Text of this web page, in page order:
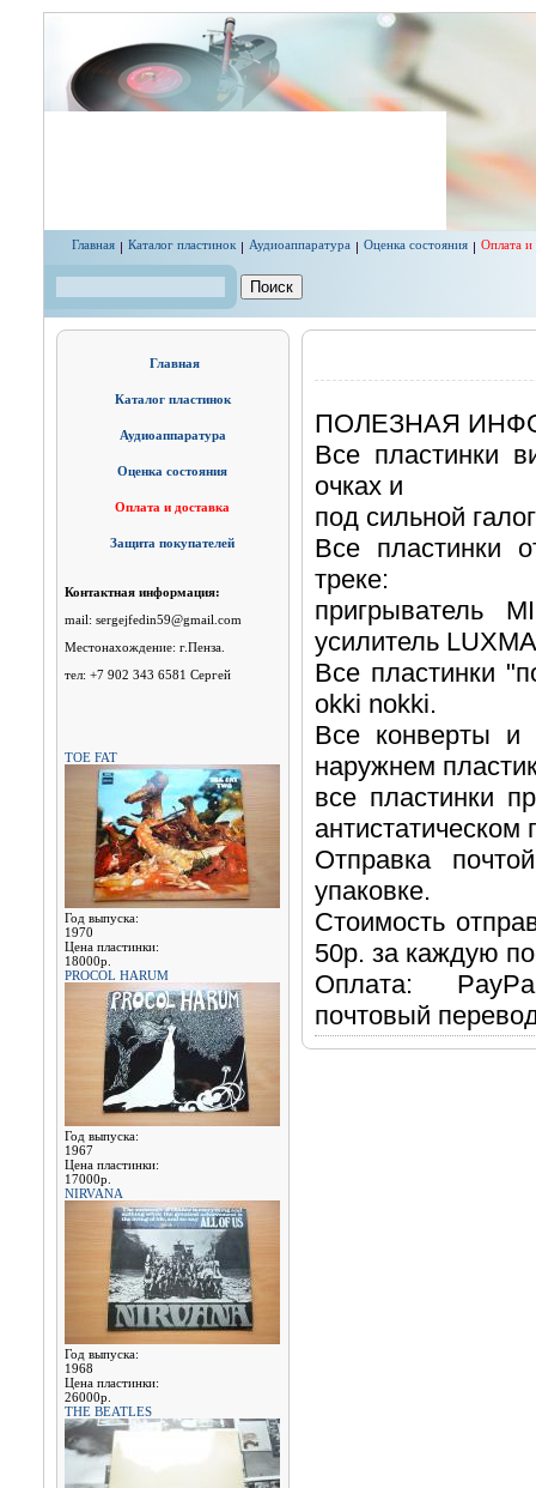
Главная Каталог пластинок Аудиоаппаратура Оценка состояния Оплата и
Главная
Каталог пластинок
Аудиоаппаратура
Оценка состояния
Оплата и доставка
Защита покупателей
Контактная информация:
mail: sergejfedin59@gmail.com
Местонахождение: г.Пенза.
тел: +7 902 343 6581 Сергей
TOE FAT
Год выпуска:
1970
Цена пластинки:
18000р.
PROCOL HARUM
Год выпуска:
1967
Цена пластинки:
17000р.
NIRVANA
Год выпуска:
1968
Цена пластинки:
26000р.
THE BEATLES
ПОЛЕЗНАЯ
Все пластинки
очках и
под сильной
Все пластинки
треке:
пригрыватель
усилитель
Все пластинки
okki nokki.
Все конверты
наружнем
все пластинки
антистатическом
Отправка
упаковке.
Стоимость
50р. за каждую
Оплата:
почтовый